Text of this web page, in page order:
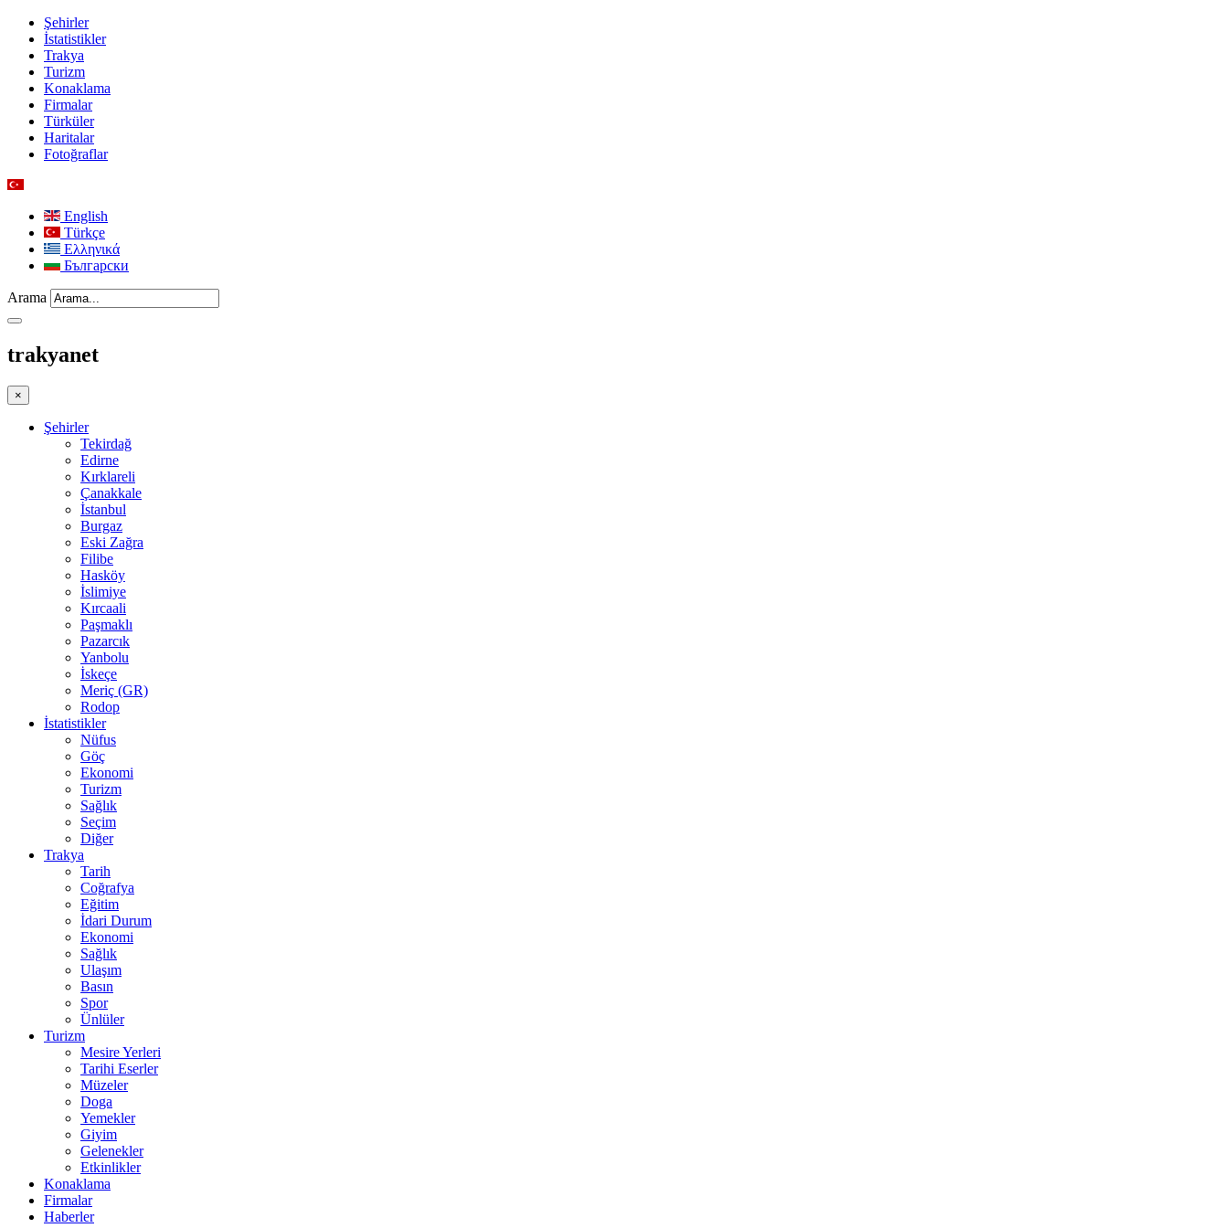
Şehirler
İstatistikler
Trakya
Turizm
Konaklama
Firmalar
Türküler
Haritalar
Fotoğraflar
English
Türkçe
Ελληνικά
Български
Arama
trakyanet
×
Şehirler
Tekirdağ
Edirne
Kırklareli
Çanakkale
İstanbul
Burgaz
Eski Zağra
Filibe
Hasköy
İslimiye
Kırcaali
Paşmaklı
Pazarcık
Yanbolu
İskeçe
Meriç (GR)
Rodop
İstatistikler
Nüfus
Göç
Ekonomi
Turizm
Sağlık
Seçim
Diğer
Trakya
Tarih
Coğrafya
Eğitim
İdari Durum
Ekonomi
Sağlık
Ulaşım
Basın
Spor
Ünlüler
Turizm
Mesire Yerleri
Tarihi Eserler
Müzeler
Doga
Yemekler
Giyim
Gelenekler
Etkinlikler
Konaklama
Firmalar
Haberler